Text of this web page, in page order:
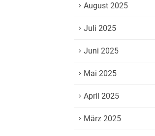
August 2025
Juli 2025
Juni 2025
Mai 2025
April 2025
März 2025